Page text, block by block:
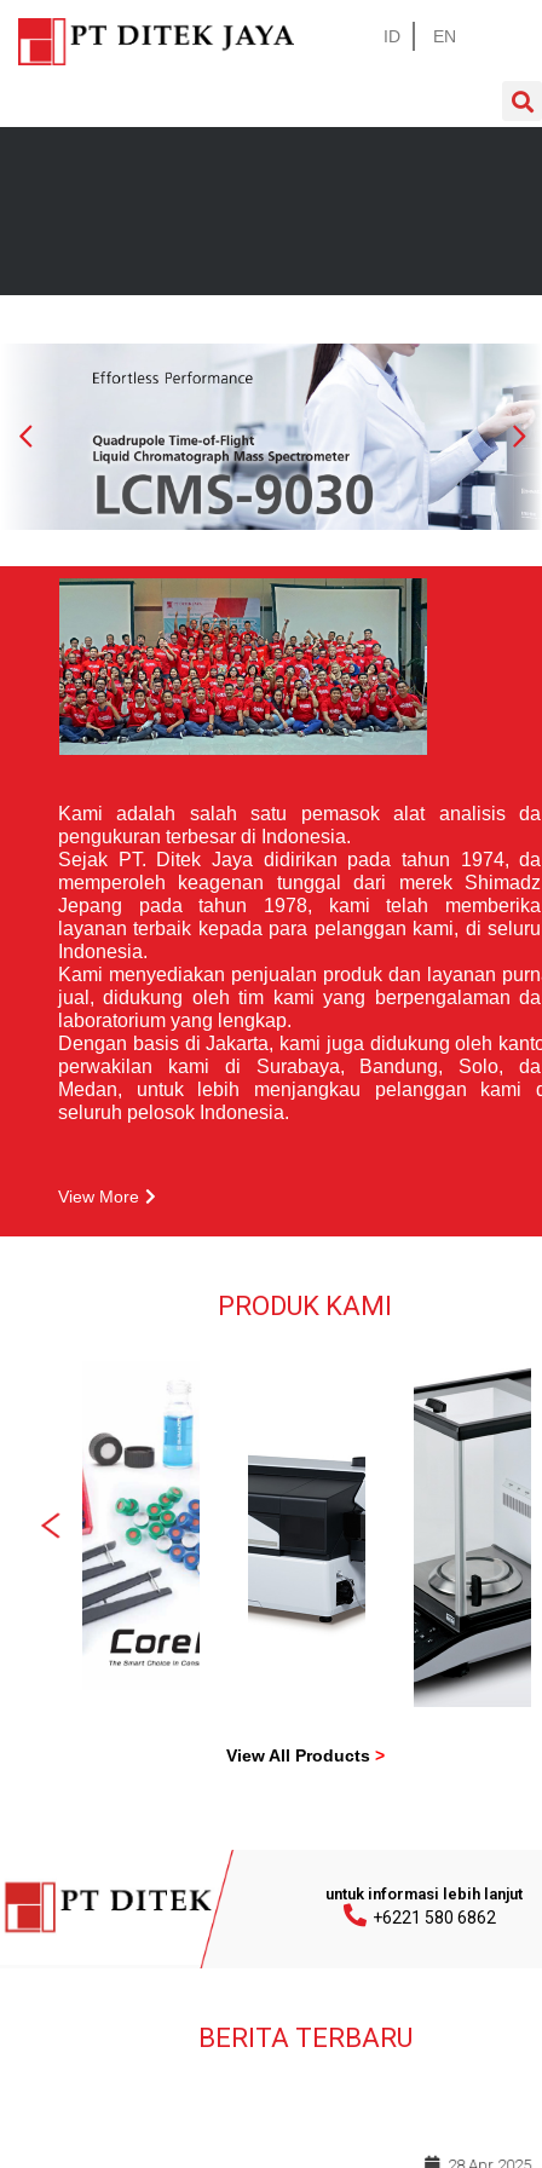
ID EN
Kami adalah salah satu pemasok alat analisis
pengukuran terbesar di Indonesia.
Sejak PT. Ditek Jaya didirikan pada tahun 1974,
memperoleh keagenan tunggal dari merek
Jepang pada tahun 1978, kami telah
layanan terbaik kepada para pelanggan kami, di
Indonesia.
Kami menyediakan penjualan produk dan layanan
jual, didukung oleh tim kami yang berpengalaman
laboratorium yang lengkap.
Dengan basis di Jakarta, kami juga didukung oleh
perwakilan kami di Surabaya, Bandung, Solo,
Medan, untuk lebih menjangkau pelanggan kami
seluruh pelosok Indonesia.
View More
PRODUK KAMI
>
View All Products >
untuk informasi lebih lanjut
+6221 580 6862
BERITA TERBARU